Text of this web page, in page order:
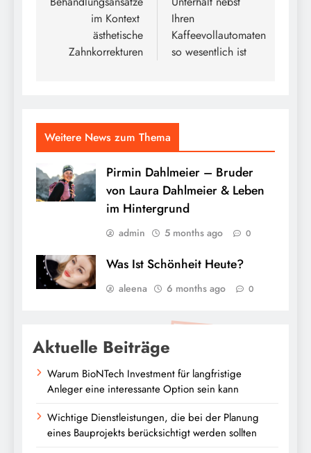
im Kontext
ästhetische
Zahnkorrekturen
Ihren
Kaffeevollautomaten
so wesentlich ist
Weitere News zum Thema
Pirmin Dahlmeier – Bruder
von Laura Dahlmeier & Leben
im Hintergrund
admin 5 months ago 0
Was Ist Schönheit Heute?
aleena 6 months ago 0
Aktuelle Beiträge
Warum BioNTech Investment für langfristige
Anleger eine interessante Option sein kann
Wichtige Dienstleistungen, die bei der Planung
eines Bauprojekts berücksichtigt werden sollten